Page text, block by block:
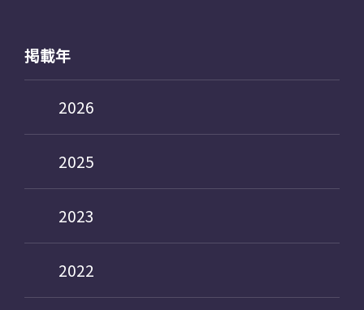
掲載年
2026
2025
2023
2022